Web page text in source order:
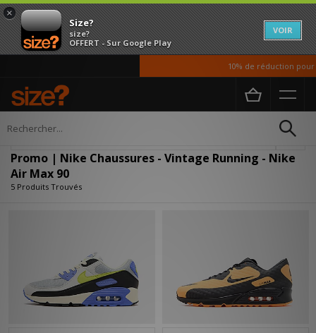
×
Size?
size?
OFFERT - Sur Google Play
VOIR
10% de réduction pour
Accueil Homme
Promo | Nike Chaussures - Vintage Running - Nike
Air Max 90
5 Produits Trouvés